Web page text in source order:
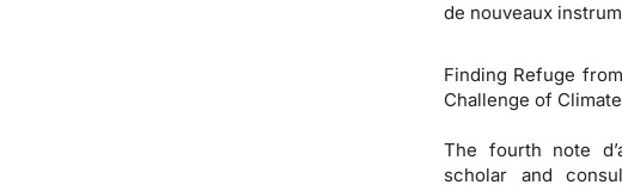
de nouveaux
Finding Refuge
Challenge of
The fourth note
scholar and